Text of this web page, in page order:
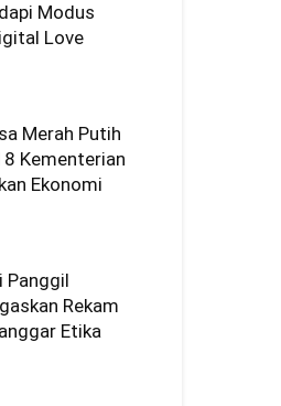
Modus
Love
Merah Putih
Kementerian
Ekonomi
Panggil
Rekam
Etika